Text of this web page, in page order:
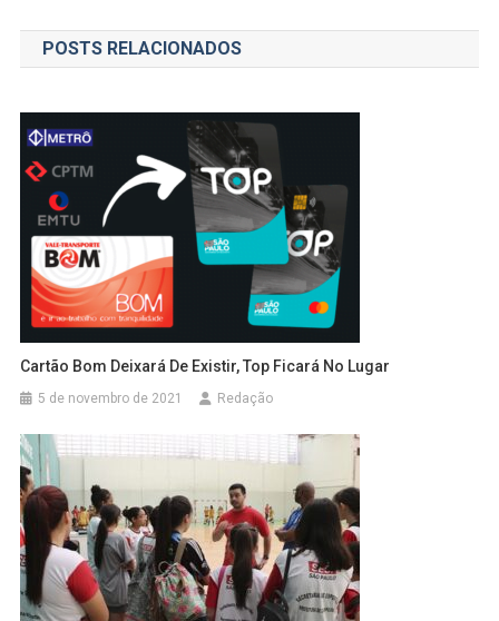
de
Post
POSTS RELACIONADOS
Cartão Bom Deixará De Existir, Top Ficará No Lugar
5 de novembro de 2021 Redação